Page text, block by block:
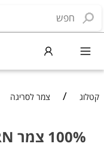
קטלוג / צמר לסריגה
100% צמר REBORN- בגוון ירוק